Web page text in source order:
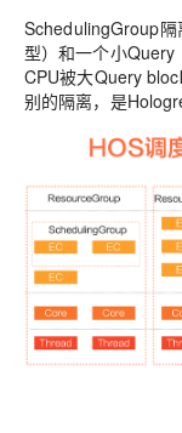
SchedulingGroup
型）和一个小
CPU被大Query
别的隔离，是